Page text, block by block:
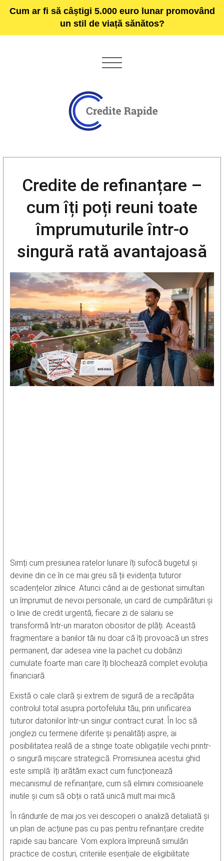
Cum ar fi să câștigi 5.000 euro lunar promovând
un stil de viață sănătos?
Credite de refinanțare –
cum îți poți reuni toate
împrumuturile într-o
singură rată avantajoasă
Simți cum presiunea ratelor lunare îți sufocă bugetul și
devine din ce în ce mai greu să ții evidența tuturor
scadențelor zilnice. Atunci când ai de gestionat simultan
un împrumut de nevoi personale, un card de cumpărături și
o linie de credit urgentă, fiecare zi de salariu se
transformă într-un maraton obositor de plăți. Această
fragmentare a banilor tăi nu doar că îți provoacă un stres
permanent, dar adesea vine la pachet cu dobânzi
cumulate foarte mari care îți blochează complet evoluția
financiară.
Există o cale clară și extrem de sigură de a recăpăta
controlul total asupra portofelului tău, prin unificarea
tuturor datoriilor într-un singur contract curat. În loc să
jonglezi cu termene diferite și penalități aspre, ai
posibilitatea reală de a stinge toate obligațiile vechi printr-
o singură mișcare strategică. Promisiunea acestui ghid
este simplă: îți arătăm exact cum funcționează
mecanismul de refinanțare, cum să elimini comisioanele
inutile și cum să obții o rată unică mult mai mică.
În rândurile de mai jos vei descoperi o analiză detaliată și
un plan de acțiune pas cu pas pentru refinanțare credite
rapide sau bancare. Vom explora împreună simulări
practice de costuri, criteriile esențiale de eligibilitate